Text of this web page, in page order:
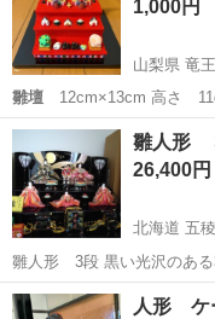
1,000円
山梨県 竜
雛壇
12cm×13cm 高
山梨 甲斐市 竜王駅
雛人形
26,400円
北海道 五
雛人形 3段 黒い光沢の
御代理様…
北海道 函館市 五稜郭
人形 ケ